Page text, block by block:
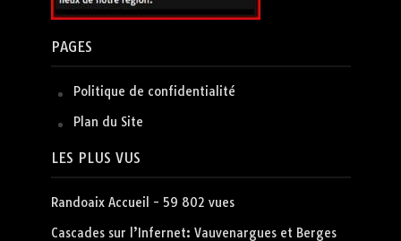
PAGES
Politique de confidentialité
Plan du Site
LES PLUS VUS
Randoaix Accueil - 59 802 vues
Cascades sur l’Infernet: Vauvenargues et Berges